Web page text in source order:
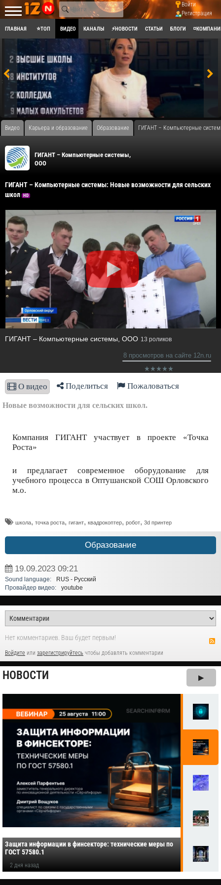
Войти
Регистрация
ГЛАВНАЯ ⭐ТОП ВИДЕО КАНАЛЫ ⚡НОВОСТИ СТАТЬИ БЛОГИ
Видео Карьера и образование Образование ГИГАНТ – Компьютерные
ГИГАНТ – Компьютерные системы,
ООО
ГИГАНТ – Компьютерные системы: Новые возможности для сельских
школ
HD
ГИГАНТ – Компьютерные системы, ООО 13 роликов
8 просмотров на сайте 12n.ru
О видео Поделиться Пожаловаться
Новые возможности для сельских школ.
Компания ГИГАНТ участвует в проекте «Точка
Роста»
и предлагает современное оборудование для
учебного процесса в Оптушанской СОШ Орловского
м.о.
школа, точка роста, гигант, квадрокоптер, робот, 3d принтер
Образование
19.09.2023 09:21
Sound language:
RUS - Русский
Провайдер видео:
youtube
Нет комментариев. Ваш будет первым!
Войдите или зарегистрируйтесь чтобы добавлять комментарии
НОВОСТИ ▶
Защита информации в финсекторе: технические меры по
ГОСТ 57580.1
2 дня назад